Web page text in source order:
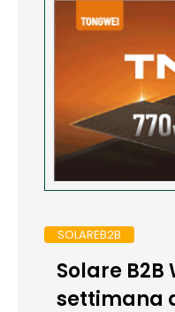
SOLAREB2B
Solare B2B
settimana